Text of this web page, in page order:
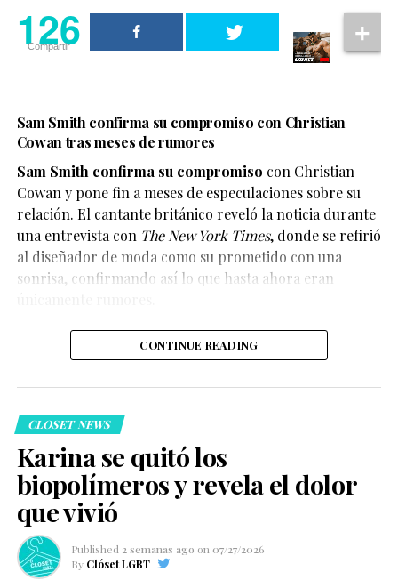
126
Compartir
Sam Smith confirma su compromiso con Christian
Cowan tras meses de rumores
Sam Smith confirma su compromiso con Christian
Cowan y pone fin a meses de especulaciones sobre su
relación. El cantante británico reveló la noticia durante
una entrevista con The New York Times, donde se refirió
al diseñador de moda como su prometido con una
sonrisa, confirmando así lo que hasta ahora eran
CONTINUE READING
CLOSET NEWS
Karina se quitó los
biopolímeros y revela el dolor
que vivió
Published 2 semanas ago on 07/27/2026
By Clóset LGBT